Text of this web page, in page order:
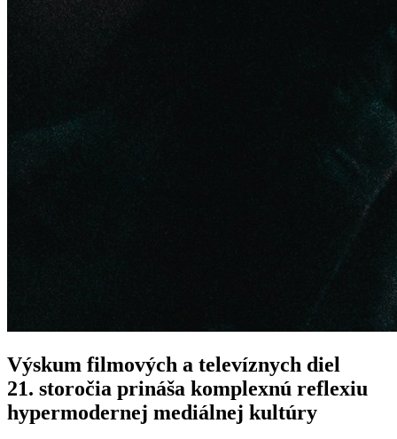
Výskum filmových a televíznych diel
21. storočia prináša komplexnú reflexiu
hypermodernej mediálnej kultúry